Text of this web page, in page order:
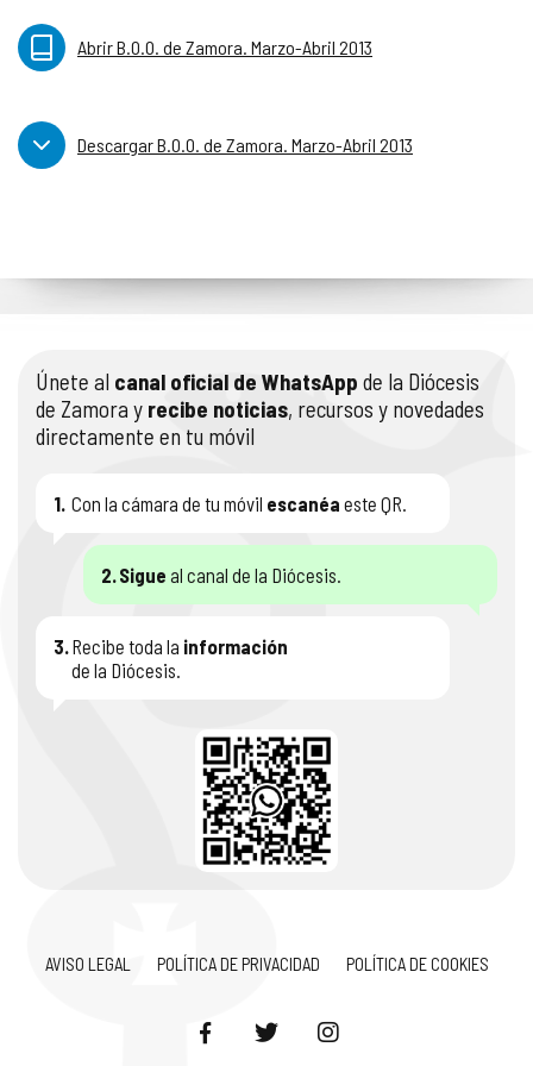
Abrir B.O.O. de Zamora. Marzo-Abril 2013
Descargar B.O.O. de Zamora. Marzo-Abril 2013
Únete al canal oficial de WhatsApp de la Diócesis
de Zamora y recibe noticias, recursos y novedades
directamente en tu móvil
1. Con la cámara de tu móvil escanéa este QR.
2.Sigue al canal de la Diócesis.
3.Recibe toda la información
de la Diócesis.
AVISO LEGAL POLÍTICA DE PRIVACIDAD POLÍTICA DE COOKIES